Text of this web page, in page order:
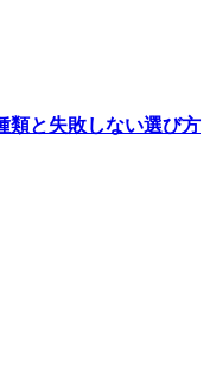
類と失敗しない選び方